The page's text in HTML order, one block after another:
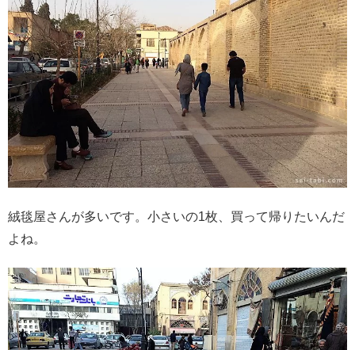
絨毯屋さんが多いです。小さいの1枚、買って帰りたいんだ
よね。